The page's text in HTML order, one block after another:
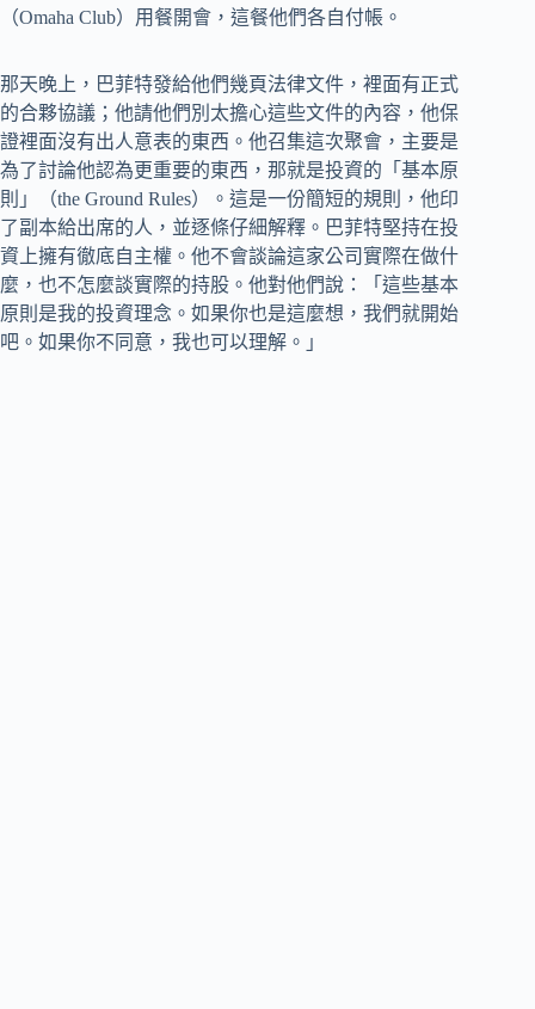
（Omaha Club）用餐開會，這餐他們各自付帳。
那天晚上，巴菲特發給他們幾頁法律文件，裡面有正式
的合夥協議；他請他們別太擔心這些文件的內容，他保
證裡面沒有出人意表的東西。他召集這次聚會，主要是
為了討論他認為更重要的東西，那就是投資的「基本原
則」（the Ground Rules）。這是一份簡短的規則，他印
了副本給出席的人，並逐條仔細解釋。巴菲特堅持在投
資上擁有徹底自主權。他不會談論這家公司實際在做什
麼，也不怎麼談實際的持股。他對他們說：「這些基本
原則是我的投資理念。如果你也是這麼想，我們就開始
吧。如果你不同意，我也可以理解。」